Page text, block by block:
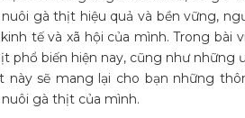
gà thịt hiệu quả và bền vững,
tế và xã hội của mình. Trong bài
phổ biến hiện nay, cũng như những
sẽ mang lại cho bạn những
gà thịt của mình.